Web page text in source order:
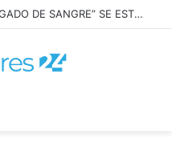
LA PELÍCULA “MALVINAS: LEGADO DE SANGRE” SE ESTRENARÁ EN PRIME VIDEO